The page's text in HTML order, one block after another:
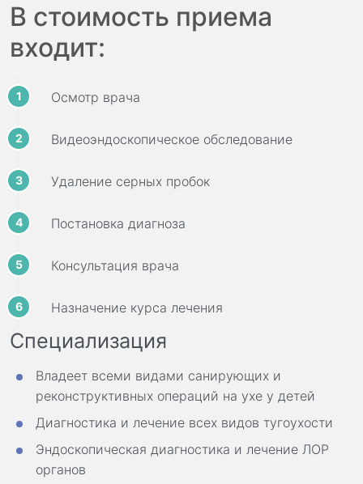
В стоимость приема
входит:
Осмотр врача
Видеоэндоскопическое обследование
Удаление серных пробок
Постановка диагноза
Консультация врача
Назначение курса лечения
Специализация
Владеет всеми видами санирующих и
реконструктивных операций на ухе у детей
Диагностика и лечение всех видов тугоухости
Эндоскопическая диагностика и лечение ЛОР
органов